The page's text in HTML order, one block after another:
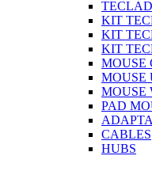
KIT
KIT
KIT
MOUSE
MOUSE
MOUSE
PAD
CABLES
HUBS